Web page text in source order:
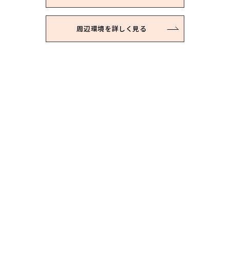
周辺環境を詳しく見る